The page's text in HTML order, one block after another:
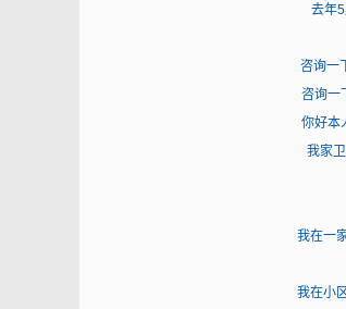
去年
咨询一
咨询一
你好本
我家
我在一
我在小